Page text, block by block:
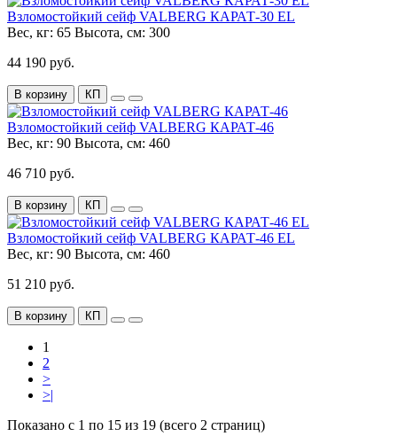
Взломостойкий сейф VALBERG КАРАТ-30 EL
Вес, кг: 65 Высота, см: 300
44 190 руб.
В корзину КП
Взломостойкий сейф VALBERG КАРАТ-46
Вес, кг: 90 Высота, см: 460
46 710 руб.
В корзину КП
Взломостойкий сейф VALBERG КАРАТ-46 EL
Вес, кг: 90 Высота, см: 460
51 210 руб.
В корзину КП
1
2
>
>|
Показано с 1 по 15 из 19 (всего 2 страниц)